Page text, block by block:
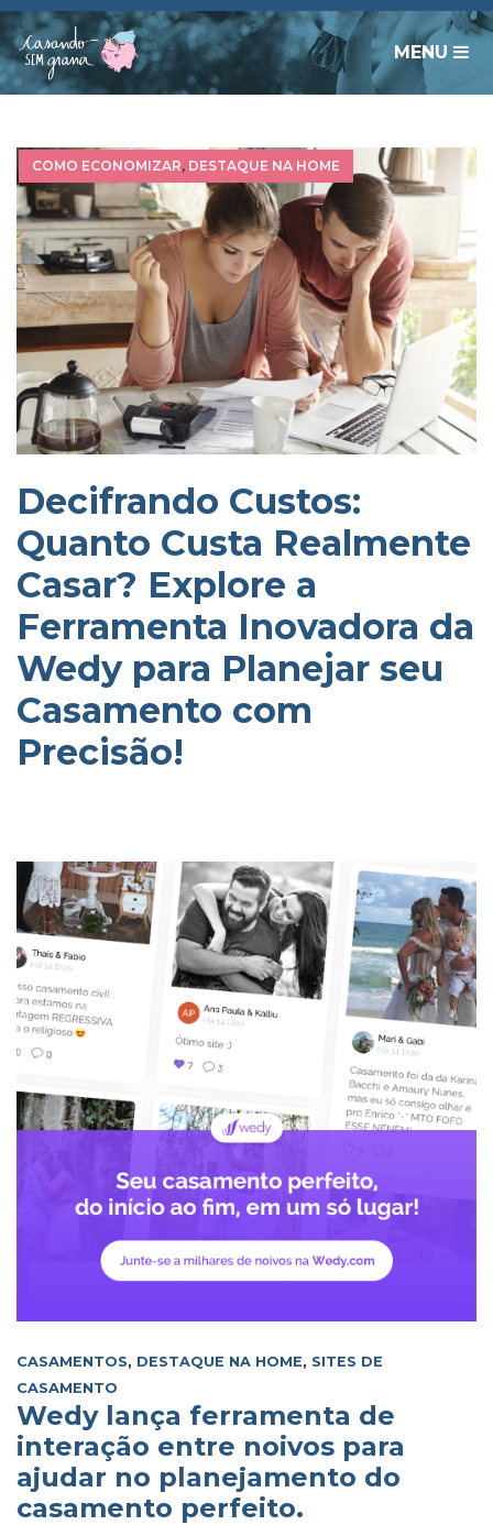
MENU
COMO ECONOMIZAR, DESTAQUE NA HOME
Decifrando Custos:
Quanto Custa Realmente
Casar? Explore a
Ferramenta Inovadora da
Wedy para Planejar seu
Casamento com
Precisão!
CASAMENTOS, DESTAQUE NA HOME, SITES DE
CASAMENTO
Wedy lança ferramenta de
interação entre noivos para
ajudar no planejamento do
casamento perfeito.